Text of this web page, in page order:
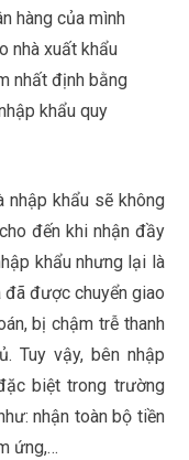
hàng của mình
nhà xuất khẩu
nhất định bằng
khẩu quy
nhập khẩu sẽ không
đến khi nhận đầy
khẩu nhưng lại là
đã được chuyển giao
bị chậm trễ thanh
Tuy vậy, bên nhập
biệt trong trường
nhận toàn bộ tiền
ứng,…